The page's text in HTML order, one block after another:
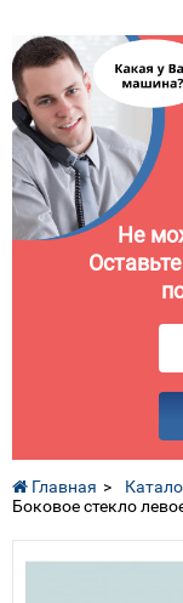
Не
Главная
Боковое стекло